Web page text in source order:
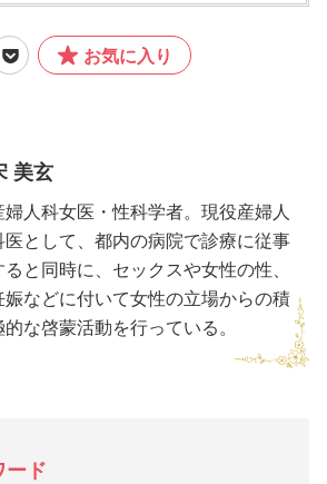
お気に入り
美玄
婦人科女医・性科学者。現役産婦人
医として、都内の病院で診療に従事
ると同時に、セックスや女性の性、
娠などに付いて女性の立場からの積
的な啓蒙活動を行っている。
ード